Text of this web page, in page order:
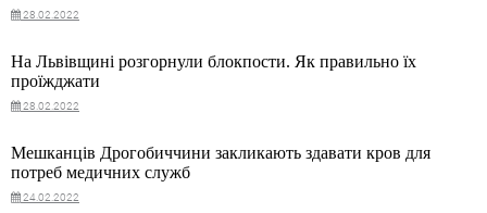
28.02.2022
На Львівщині розгорнули блокпости. Як правильно їх
проїжджати
28.02.2022
Мешканців Дрогобиччини закликають здавати кров для
потреб медичних служб
24.02.2022